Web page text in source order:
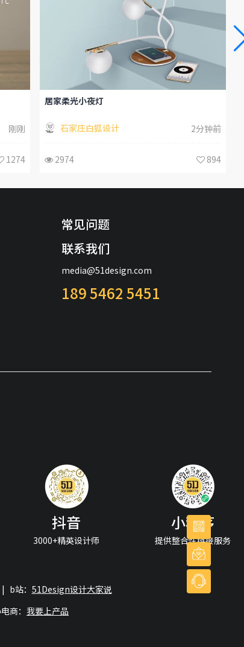
刚刚
1274
居家柔光小夜灯
石家庄白狐设计 2分钟前
2974 894
常见问题
联系我们
media@51design.com
189 5462 5451
抖音
3000+精英设计师
小程序
提供整合性链接服务
| b站： 51Design设计大家说
商： 我要上产品